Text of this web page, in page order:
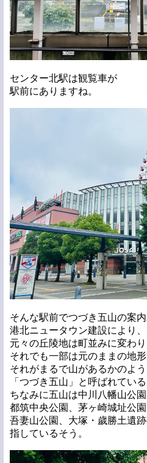
センター北駅は観覧車が
駅前にありますね。
そんな駅前でつづき五山の案
港北ニュータウン建設により、
元々の丘陵地は町並みに変わり
それでも一部は元のままの地形
それがまるで山があるかのよ
「つづき五山」と呼ばれている
ちなみに五山は中川八幡山公園
都筑中央公園、茅ヶ崎城址公園
吾妻山公園、大塚・歲勝土遺
指しているそう。